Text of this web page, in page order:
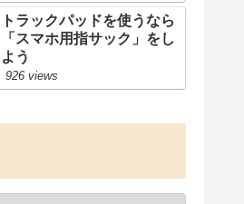
トラックパッドを使うなら
「スマホ用指サック」をし
よう
926 views